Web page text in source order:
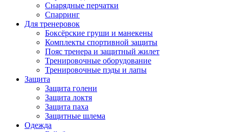
Снарядные перчатки
Спарринг
Для тренеровок
Боксёрские груши и манекены
Комплекты спортивной защиты
Пояс тренера и защитный жилет
Тренировочные оборудование
Тренировочные пэды и лапы
Защита
Защита голени
Защита локтя
Защита паха
Защитные шлема
Одежда